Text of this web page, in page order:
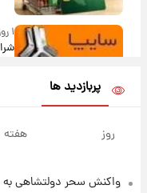
۱ روز پیش
۱ روز پیش
پربازدید ها
روز هفته
واکنش سحر دولتشاهی به